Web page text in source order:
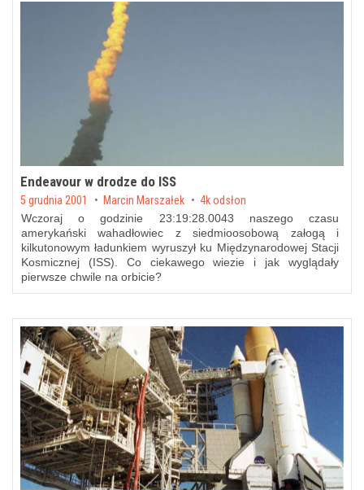
Endeavour w drodze do ISS
Posted on
5 grudnia 2001 by Marcin Marszałek 4k odsłon
Wczoraj o godzinie 23:19:28.0043 naszego czasu
amerykański wahadłowiec z siedmioosobową załogą i
kilkutonowym ładunkiem wyruszył ku Międzynarodowej Stacji
Kosmicznej (ISS). Co ciekawego wiezie i jak wyglądały
pierwsze chwile na orbicie?